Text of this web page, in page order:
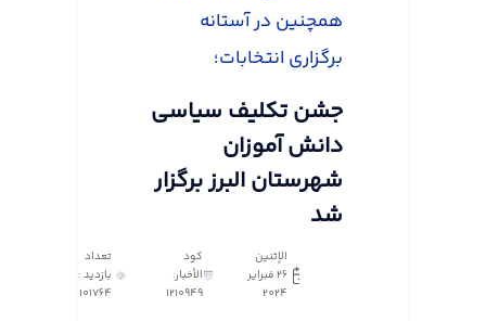
همچنین در آستانه
برگزاری انتخابات؛
جشن تکلیف سیاسی
دانش آموزان
شهرستان البرز برگزار
شد
الإثنين
٢٦ فبراير
٢٠٢٤
كود
الأخبار:
1210949
تعداد
بازدید :
101764